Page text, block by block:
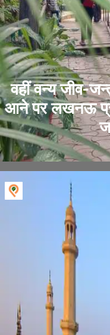
वहीं वन्य जीव-
आने पर लखनऊ